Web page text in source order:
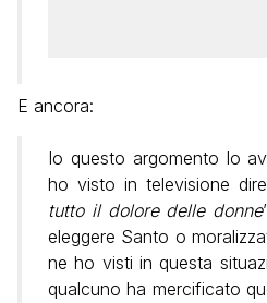
E ancora:
Io questo argomento lo
ho visto in televisione
tutto il dolore delle donne
eleggere Santo o
ne ho visti in questa
qualcuno ha mercificato